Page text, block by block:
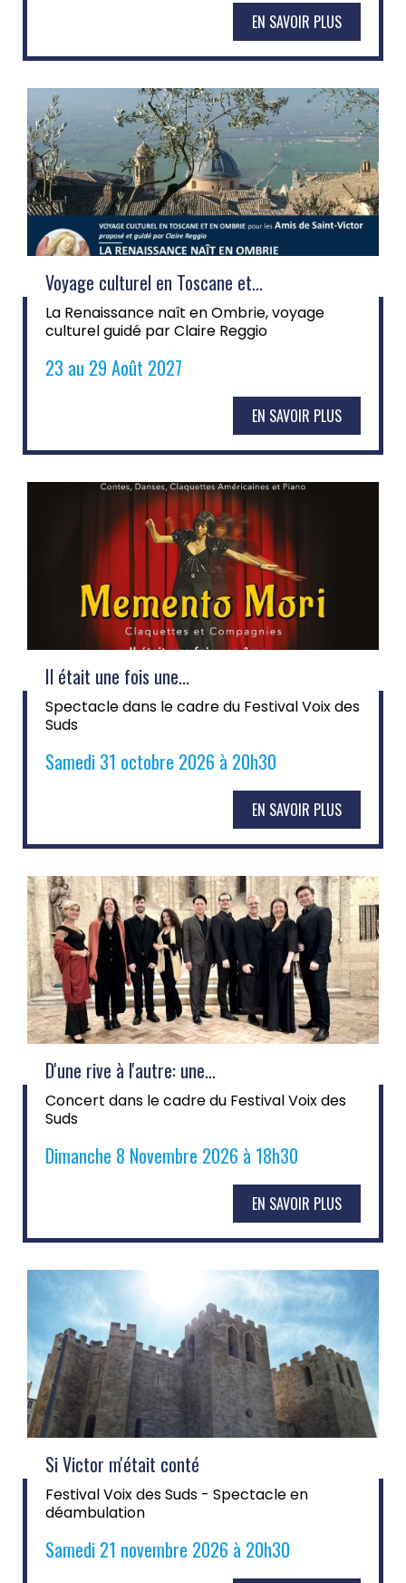
EN SAVOIR PLUS
Voyage culturel en Toscane et...
La Renaissance naît en Ombrie, voyage
culturel guidé par Claire Reggio
23 au 29 Août 2027
EN SAVOIR PLUS
Il était une fois une...
Spectacle dans le cadre du Festival Voix des
Suds
Samedi 31 octobre 2026 à 20h30
EN SAVOIR PLUS
D'une rive à l'autre: une...
Concert dans le cadre du Festival Voix des
Suds
Dimanche 8 Novembre 2026 à 18h30
EN SAVOIR PLUS
Si Victor m'était conté
Festival Voix des Suds - Spectacle en
déambulation
Samedi 21 novembre 2026 à 20h30